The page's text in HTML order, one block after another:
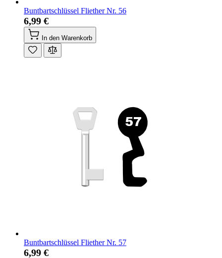
Buntbartschlüssel Fliether Nr. 56
6,99 €
In den Warenkorb
Buntbartschlüssel Fliether Nr. 57
6,99 €